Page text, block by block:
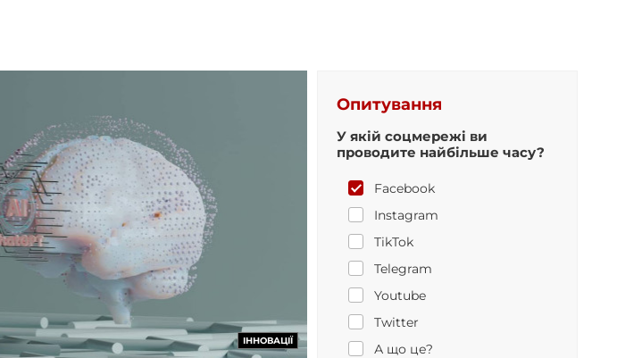
ІННОВАЦІЇ
Опитування
У якій соцмережі ви
проводите найбільше часу?
Facebook
Instagram
TikTok
Telegram
Youtube
Twitter
А що це?